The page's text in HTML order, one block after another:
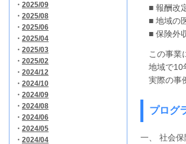
・ 2025/09
・ 2025/08
・ 2025/06
・ 2025/04
・ 2025/03
・ 2025/02
・ 2024/12
・ 2024/10
・ 2024/09
・ 2024/08
・ 2024/06
・ 2024/05
・ 2024/04
■ 報酬改
■ 地域の
■ 保険外
この事業
地域で10
実際の事
プログ
一、 社会